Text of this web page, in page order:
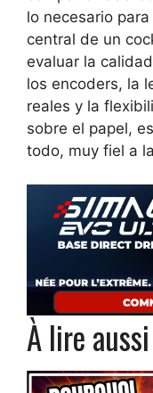
lo necesario
central de un
evaluar la
los encoders, la
reales y la
sobre el papel,
todo, muy fiel a
À lire aussi